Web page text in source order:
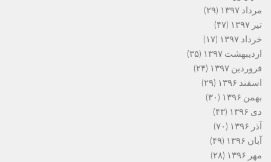
مرداد ۱۳۹۷
(۲۹)
تیر ۱۳۹۷
(۴۷)
خرداد ۱۳۹۷
(۱۷)
اردیبهشت ۱۳۹۷
(۳۵)
فروردین ۱۳۹۷
(۲۴)
اسفند ۱۳۹۶
(۲۹)
بهمن ۱۳۹۶
(۳۰)
دی ۱۳۹۶
(۴۳)
آذر ۱۳۹۶
(۷۰)
آبان ۱۳۹۶
(۴۹)
مهر ۱۳۹۶
(۲۸)